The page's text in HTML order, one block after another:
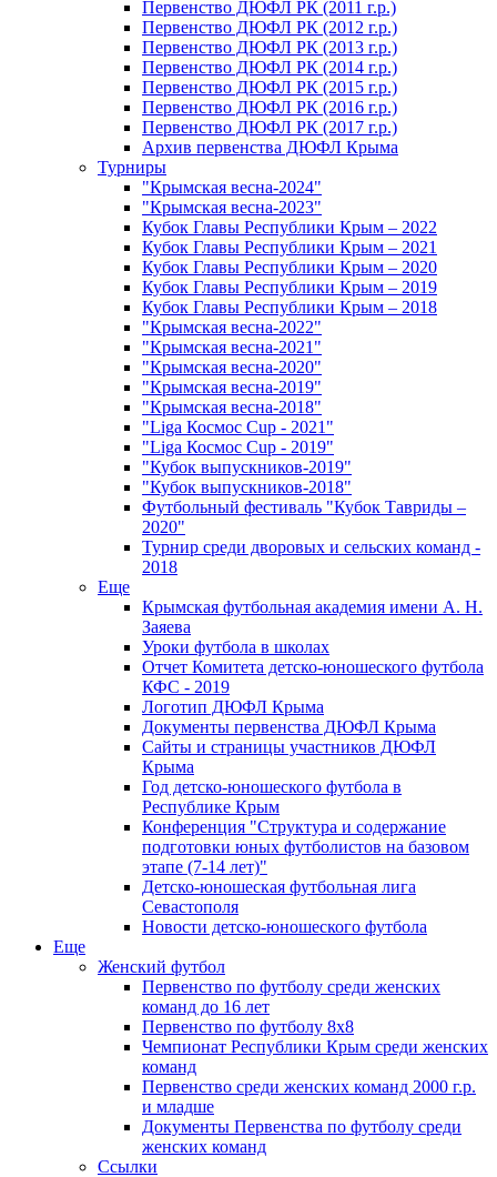
Первенство ДЮФЛ РК (2011 г.р.)
Первенство ДЮФЛ РК (2012 г.р.)
Первенство ДЮФЛ РК (2013 г.р.)
Первенство ДЮФЛ РК (2014 г.р.)
Первенство ДЮФЛ РК (2015 г.р.)
Первенство ДЮФЛ РК (2016 г.р.)
Первенство ДЮФЛ РК (2017 г.р.)
Архив первенства ДЮФЛ Крыма
Турниры
"Крымская весна-2024"
"Крымская весна-2023"
Кубок Главы Республики Крым – 2022
Кубок Главы Республики Крым – 2021
Кубок Главы Республики Крым – 2020
Кубок Главы Республики Крым – 2019
Кубок Главы Республики Крым – 2018
"Крымская весна-2022"
"Крымская весна-2021"
"Крымская весна-2020"
"Крымская весна-2019"
"Крымская весна-2018"
"Liga Космос Cup - 2021"
"Liga Космос Cup - 2019"
"Кубок выпускников-2019"
"Кубок выпускников-2018"
Футбольный фестиваль "Кубок Тавриды –
2020"
Турнир среди дворовых и сельских команд -
2018
Еще
Крымская футбольная академия имени А. Н.
Заяева
Уроки футбола в школах
Отчет Комитета детско-юношеского футбола
КФС - 2019
Логотип ДЮФЛ Крыма
Документы первенства ДЮФЛ Крыма
Сайты и страницы участников ДЮФЛ
Крыма
Год детско-юношеского футбола в
Республике Крым
Конференция "Структура и содержание
подготовки юных футболистов на базовом
этапе (7-14 лет)"
Детско-юношеская футбольная лига
Севастополя
Новости детско-юношеского футбола
Еще
Женский футбол
Первенство по футболу среди женских
команд до 16 лет
Первенство по футболу 8х8
Чемпионат Республики Крым среди женских
команд
Первенство среди женских команд 2000 г.р.
и младше
Документы Первенства по футболу среди
женских команд
Ссылки